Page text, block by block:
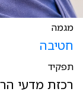
מגמה
חטיבה
תפקיד
רכזת מדעי